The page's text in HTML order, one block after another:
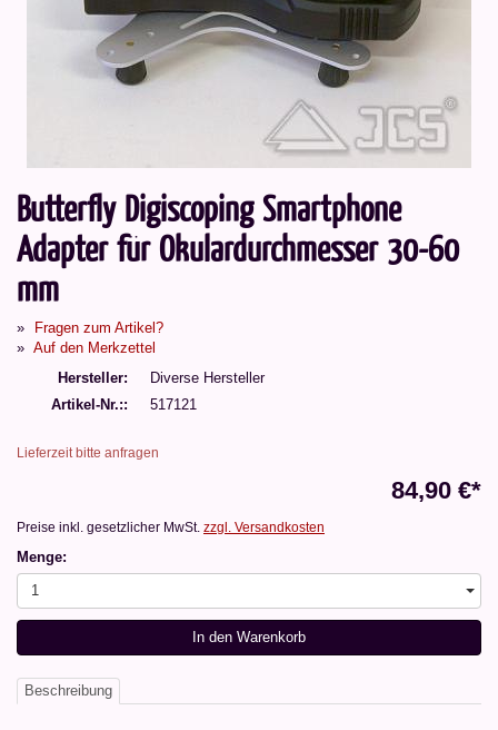
Butterfly Digiscoping Smartphone
Adapter für Okulardurchmesser 30-60
mm
Fragen zum Artikel?
Auf den Merkzettel
Hersteller
Diverse Hersteller
Artikel-Nr.:
517121
Lieferzeit bitte anfragen
84,90 €*
Preise inkl. gesetzlicher MwSt. zzgl. Versandkosten
Menge:
1
In den Warenkorb
Beschreibung